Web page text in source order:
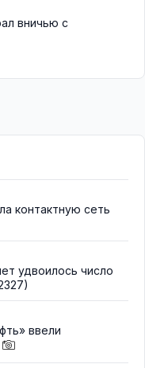
вничью с
контактную сеть
удвоилось число
ввели